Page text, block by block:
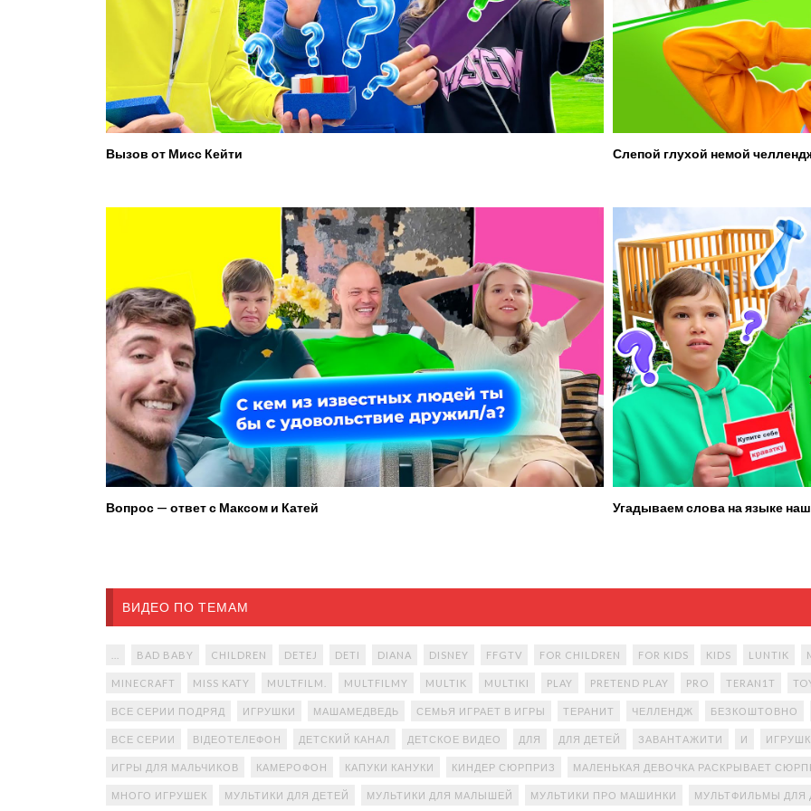
Вызов от Мисс Кейти Слепой глухой немой
Вопрос — ответ с Максом и Катей Угадываем слова на языке
ВИДЕО ПО ТЕМАМ
BAD BABY CHILDREN DETEJ DETI DIANA DISNEY FFGTV FOR CHILDREN FOR KIDS KIDS LUNTIK
MINECRAFT MISS KATY MULTFILM. MULTFILMY MULTIK MULTIKI PLAY PRETEND PLAY PRO TERAN1T
ВСЕ СЕРИИ ПОДРЯД ИГРУШКИ МАШАМЕДВЕДЬ СЕМЬЯ ИГРАЕТ В ИГРЫ ТЕРАНИТ ЧЕЛЛЕНДЖ БЕЗКОШТОВНО
ВСЕ СЕРИИ ВІДЕОТЕЛЕФОН ДЕТСКИЙ КАНАЛ ДЕТСКОЕ ВИДЕО ДЛЯ ДЛЯ ДЕТЕЙ ЗАВАНТАЖИТИ И
ИГРЫ ДЛЯ МАЛЬЧИКОВ КАМЕРОФОН КАПУКИ КАНУКИ КИНДЕР СЮРПРИЗ МАЛЕНЬКАЯ ДЕВОЧКА РАСКРЫВАЕТ
МНОГО ИГРУШЕК МУЛЬТИКИ ДЛЯ ДЕТЕЙ МУЛЬТИКИ ДЛЯ МАЛЫШЕЙ МУЛЬТИКИ ПРО МАШИНКИ МУЛЬТФИЛЬМЫ ДЛЯ